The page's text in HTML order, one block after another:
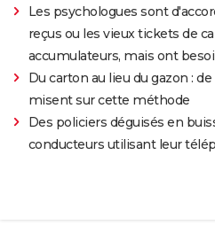
Les psychologues sont
reçus ou les vieux tickets de
accumulateurs, mais ont
Du carton au lieu du gazon :
misent sur cette méthode
Des policiers déguisés en
conducteurs utilisant leur